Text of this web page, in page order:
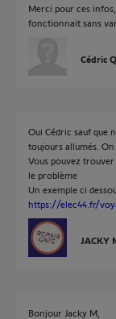
Merci pour ces
fonctionnait sans
Cédric
Oui Cédric sauf que
toujours allumés.
Vous pouvez
le problème
Un exemple ci
https://elec44.fr/
JACKY
Bonjour Jacky M,